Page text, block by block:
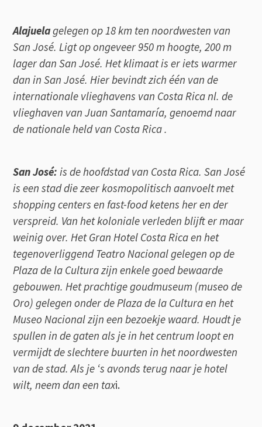
Alajuelagelegen op 18 km ten noordwesten van
San José. Ligt op ongeveer 950 m hoogte, 200 m
lager dan San José. Het klimaat is er iets warmer
dan in San José. Hier bevindt zich één van de
internationale vlieghavens van Costa Rica nl. de
vlieghaven van Juan Santamaría, genoemd naar
de nationale held van Costa Rica .
San José: is de hoofdstad van Costa Rica. San José
is een stad die zeer kosmopolitisch aanvoelt met
shopping centers en fast-food ketens her en der
verspreid. Van het koloniale verleden blijft er maar
weinig over. Het Gran Hotel Costa Rica en het
tegenoverliggend Teatro Nacional gelegen op de
Plaza de la Cultura zijn enkele goed bewaarde
gebouwen. Het prachtige goudmuseum (museo de
Oro) gelegen onder de Plaza de la Cultura en het
Museo Nacional zijn een bezoekje waard. Houdt je
spullen in de gaten als je in het centrum loopt en
vermijdt de slechtere buurten in het noordwesten
van de stad. Als je ‘s avonds terug naar je hotel
wilt, neem dan een taxi.